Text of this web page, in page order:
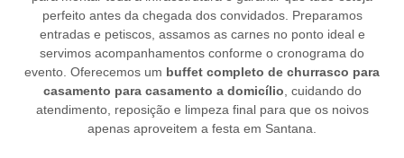
perfeito antes da chegada dos convidados. Preparamos
entradas e petiscos, assamos as carnes no ponto ideal e
servimos acompanhamentos conforme o cronograma do
evento. Oferecemos um buffet completo de churrasco para
casamento para casamento a domicílio, cuidando do
atendimento, reposição e limpeza final para que os noivos
apenas aproveitem a festa em Santana.